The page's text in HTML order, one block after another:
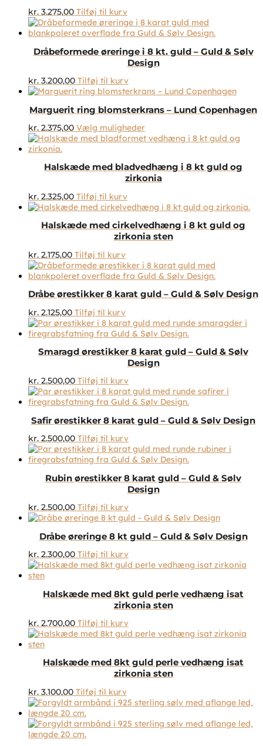
kr. 3.275,00 Tilføj til kurv
Dråbeformede øreringe i 8 kt. guld – Guld & Sølv
Design
kr. 3.200,00 Tilføj til kurv
Marguerit ring blomsterkrans – Lund Copenhagen
kr. 2.375,00 Vælg mulighederDette
vare
varianter.
Mulighederne
vælges
på
varesiden
Halskæde med bladvedhæng i 8 kt guld og
zirkonia
kr. 2.325,00 Tilføj til kurv
Halskæde med cirkelvedhæng i 8 kt guld og
zirkonia sten
kr. 2.175,00 Tilføj til kurv
Dråbe ørestikker 8 karat guld – Guld & Sølv Design
kr. 2.125,00 Tilføj til kurv
Smaragd ørestikker 8 karat guld – Guld & Sølv
Design
kr. 2.500,00 Tilføj til kurv
Safir ørestikker 8 karat guld – Guld & Sølv Design
kr. 2.500,00 Tilføj til kurv
Rubin ørestikker 8 karat guld – Guld & Sølv
Design
kr. 2.500,00 Tilføj til kurv
Dråbe øreringe 8 kt guld – Guld & Sølv Design
kr. 2.300,00 Tilføj til kurv
Halskæde med 8kt guld perle vedhæng isat
zirkonia sten
kr. 2.700,00 Tilføj til kurv
Halskæde med 8kt guld perle vedhæng isat
zirkonia sten
kr. 3.100,00 Tilføj til kurv